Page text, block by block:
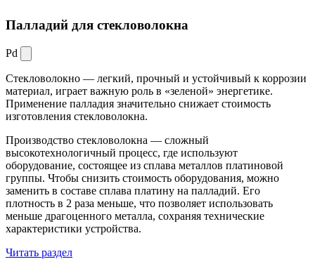
Палладий для стекловолокна
Pd
Стекловолокно — легкий, прочный и устойчивый к коррозии
материал, играет важную роль в «зеленой» энергетике.
Применение палладия значительно снижает стоимость
изготовления стекловолокна.
Производство стекловолокна — сложный
высокотехнологичный процесс, где используют
оборудование, состоящее из сплава металлов платиновой
группы. Чтобы снизить стоимость оборудования, можно
заменить в составе сплава платину на палладий. Его
плотность в 2 раза меньше, что позволяет использовать
меньше драгоценного металла, сохраняя технические
характеристики устройства.
Читать раздел